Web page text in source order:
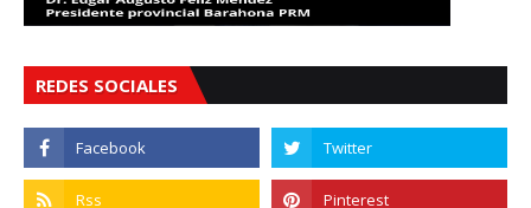
REDES SOCIALES